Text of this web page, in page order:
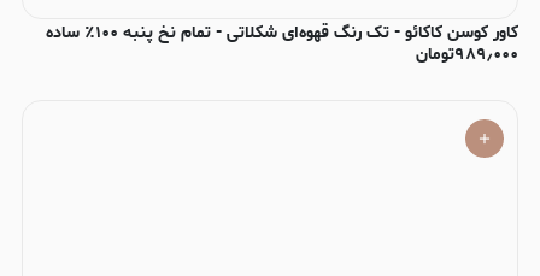
کاور کوسن کاکائو - تک رنگ قهوه‌ای شکلاتی - تمام نخ پنبه ۱۰۰٪ ساده
۹۸۹٫۰۰۰تومان